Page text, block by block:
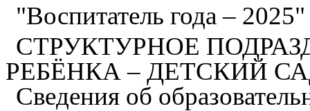
"Воспитатель года –
СТРУКТУРНОЕ
РЕБЁНКА – ДЕТСКИЙ
Сведения об